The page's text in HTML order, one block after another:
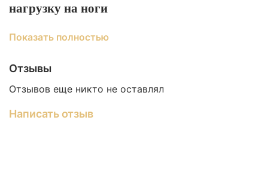
нагрузку на ноги
количество геля мягкими массирующими
движениями нанести на кожу ног до полного
Показать полностью
Отзывы
Отзывов еще никто не оставлял
Написать отзыв